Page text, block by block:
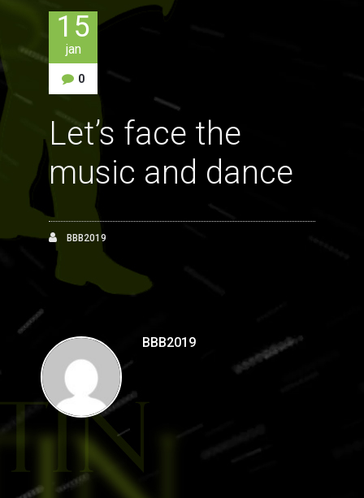
15
jan
0
Let’s face the
music and dance
BBB2019
BBB2019